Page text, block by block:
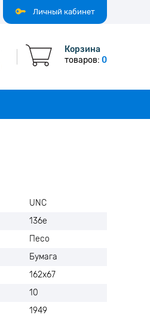
Личный кабинет
Корзина
товаров: 0
UNC
136е
Песо
Бумага
162х67
10
1949